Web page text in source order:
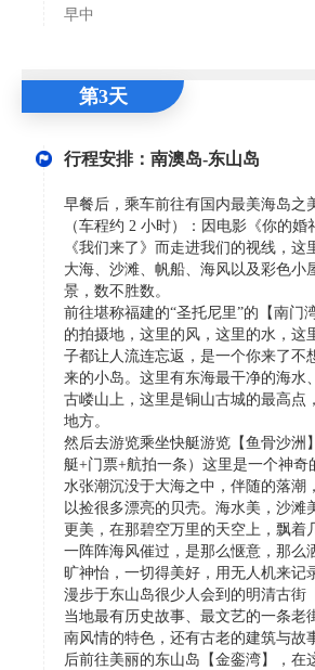
早中
第3天
行程安排：南澳岛-东山岛
早餐后，乘车前往有国内最美海岛之
（车程约 2 小时）：因电影《你的
《我们来了》而走进我们的视线，这
大海、沙滩、帆船、海风以及彩色小
景，数不胜数。
前往堪称福建的“圣托尼里”的【南门
的拍摄地，这里的风，这里的水，这
子都让人流连忘返，是一个你来了不
来的小岛。这里有东海最干净的海水
古嵝山上，这里是铜山古城的最高点
地方。
然后去游览乘坐快艇游览【鱼骨沙洲
艇+门票+航拍一条）这里是一个神奇
水张潮沉没于大海之中，伴随的落潮
以捡很多漂亮的贝壳。海水美，沙滩
更美，在那碧空万里的天空上，飘着
一阵阵海风催过，是那么惬意，那么
旷神怡，一切得美好，用无人机来记
漫步于东山岛很少人会到的明清古街
当地最有历史故事、最文艺的一条老
南风情的特色，还有古老的建筑与故
后前往美丽的东山岛【金銮湾】，在